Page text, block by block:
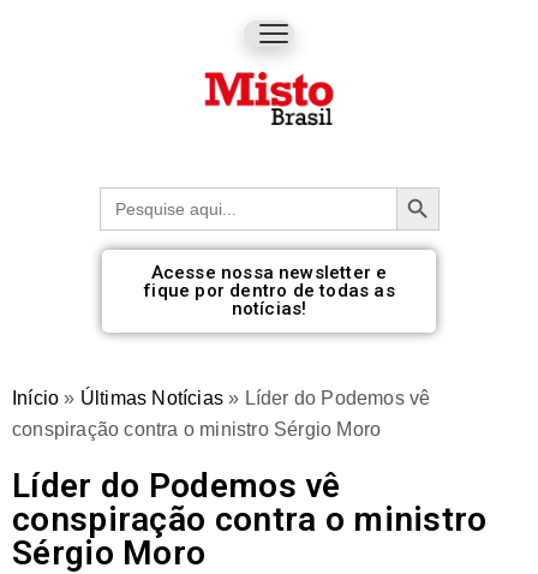
Procurar: Botão de pesquisa
Acesse nossa newsletter e
fique por dentro de todas as
notícias!
Início » Últimas Notícias » Líder do Podemos vê
conspiração contra o ministro Sérgio Moro
Líder do Podemos vê
conspiração contra o ministro
Sérgio Moro